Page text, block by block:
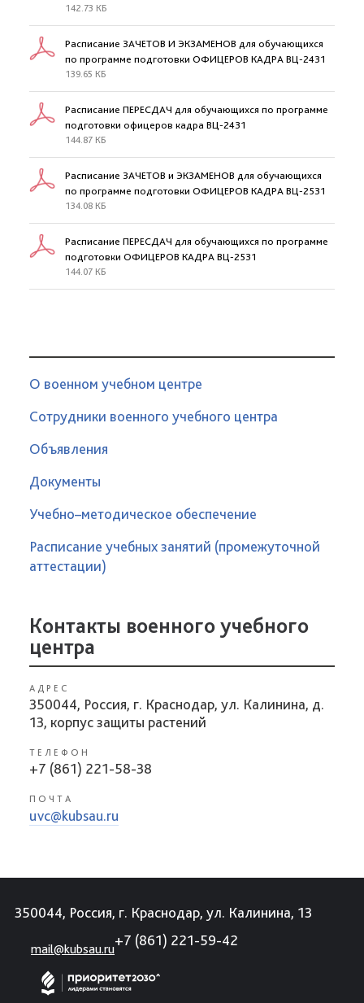
142.73 КБ
Расписание ЗАЧЕТОВ И ЭКЗАМЕНОВ для обучающихся
по программе подготовки ОФИЦЕРОВ КАДРА ВЦ-2431
139.65 КБ
Расписание ПЕРЕСДАЧ для обучающихся по программе
подготовки офицеров кадра ВЦ-2431
144.87 КБ
Расписание ЗАЧЕТОВ и ЭКЗАМЕНОВ для обучающихся
по программе подготовки ОФИЦЕРОВ КАДРА ВЦ-2531
134.08 КБ
Расписание ПЕРЕСДАЧ для обучающихся по программе
подготовки ОФИЦЕРОВ КАДРА ВЦ-2531
144.07 КБ
О военном учебном центре
Сотрудники военного учебного центра
Объявления
Документы
Учебно–методическое обеспечение
Расписание учебных занятий (промежуточной
аттестации)
Контакты военного учебного
центра
АДРЕС
350044, Россия, г. Краснодар, ул. Калинина, д.
13, корпус защиты растений
ТЕЛЕФОН
+7 (861) 221-58-38
ПОЧТА
uvc@kubsau.ru
350044, Россия, г. Краснодар, ул. Калинина, 13
mail@kubsau.ru
+7 (861) 221-59-42